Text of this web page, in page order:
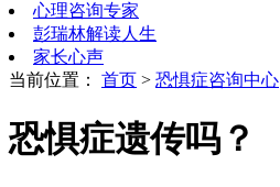
心理咨询专家
彭瑞林解读人生
家长心声
当前位置： 首页 > 恐惧症咨询中心
恐惧症遗传吗？